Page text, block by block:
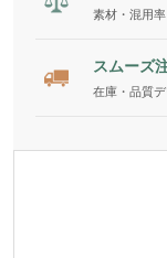
素材・混用
スムーズ
在庫・品質